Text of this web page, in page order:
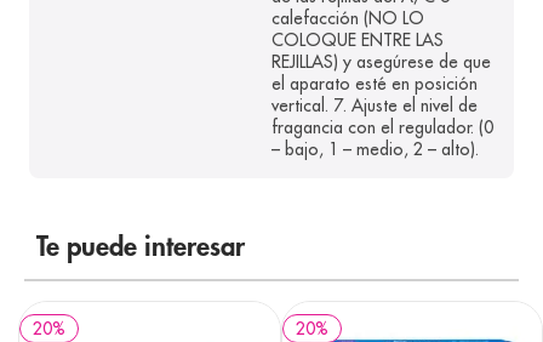
calefacción (NO LO
COLOQUE ENTRE LAS
REJILLAS) y asegúrese de que
el aparato esté en posición
vertical. 7. Ajuste el nivel de
fragancia con el regulador. (0
– bajo, 1 – medio, 2 – alto).
Te puede interesar
20% 20%